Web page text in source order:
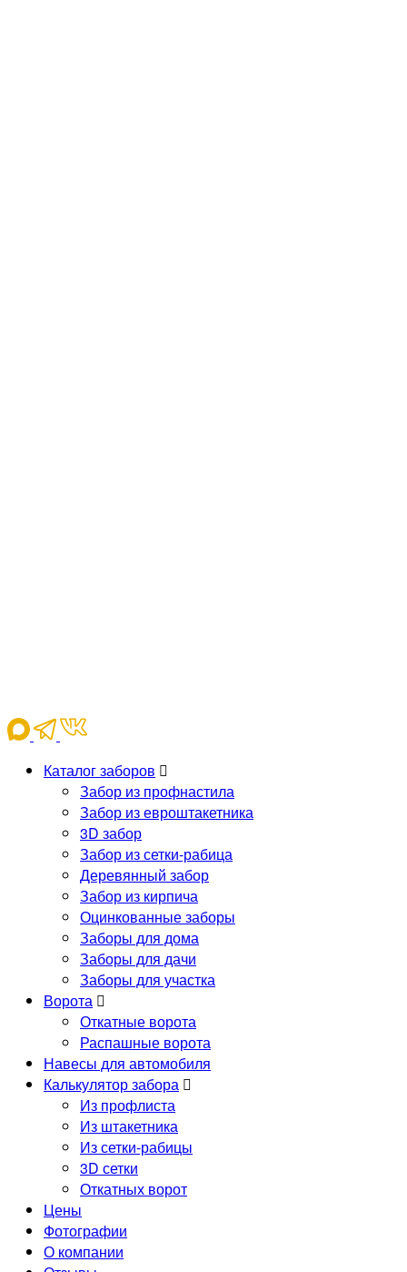
Каталог заборов
Забор из профнастила
Забор из евроштакетника
3D забор
Забор из сетки-рабица
Деревянный забор
Забор из кирпича
Оцинкованные заборы
Заборы для дома
Заборы для дачи
Заборы для участка
Ворота
Откатные ворота
Распашные ворота
Навесы для автомобиля
Калькулятор забора
Из профлиста
Из штакетника
Из сетки-рабицы
3D сетки
Откатных ворот
Цены
Фотографии
О компании